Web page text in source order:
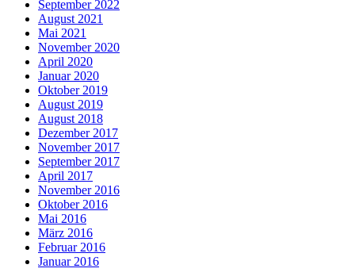
September 2022
August 2021
Mai 2021
November 2020
April 2020
Januar 2020
Oktober 2019
August 2019
August 2018
Dezember 2017
November 2017
September 2017
April 2017
November 2016
Oktober 2016
Mai 2016
März 2016
Februar 2016
Januar 2016